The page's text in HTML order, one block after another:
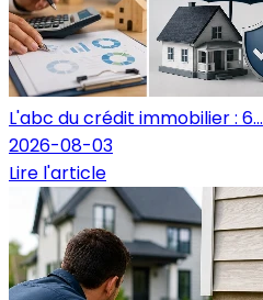
L'abc du crédit immobilier : 6...
2026-08-03
Lire l'article